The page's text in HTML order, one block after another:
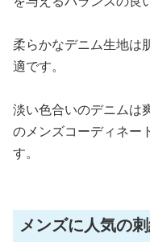
柔らかなデニム生地は
適です。
淡い色合いのデニムは
のメンズコーディネー
す。
メンズに人気の